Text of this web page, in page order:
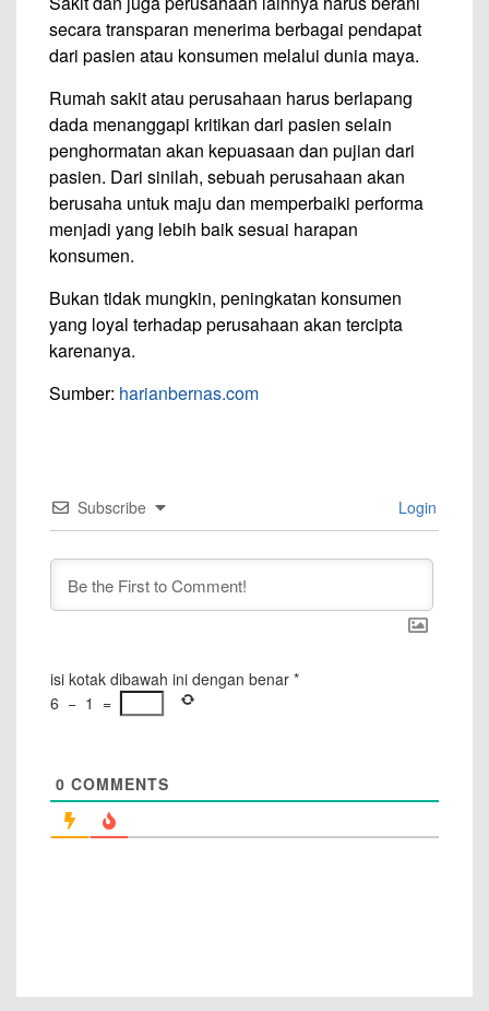
secara transparan menerima berbagai pendapat
dari pasien atau konsumen melalui dunia maya.
Rumah sakit atau perusahaan harus berlapang
dada menanggapi kritikan dari pasien selain
penghormatan akan kepuasaan dan pujian dari
pasien. Dari sinilah, sebuah perusahaan akan
berusaha untuk maju dan memperbaiki performa
menjadi yang lebih baik sesuai harapan
konsumen.
Bukan tidak mungkin, peningkatan konsumen
yang loyal terhadap perusahaan akan tercipta
karenanya.
Sumber: harianbernas.com
Subscribe Login
isi kotak dibawah ini dengan benar *
6 − 1 =
0 COMMENTS